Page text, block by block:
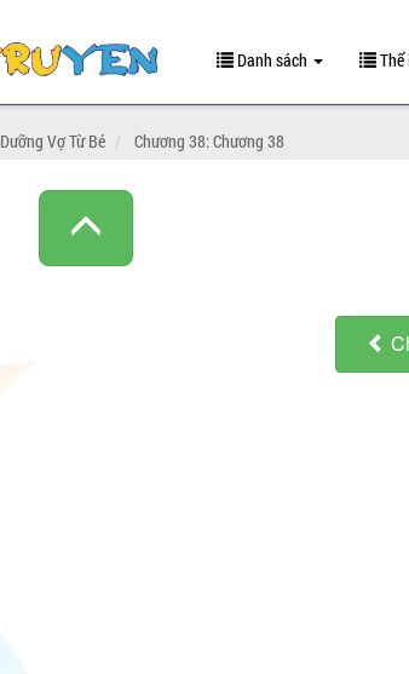
Danh sách
Dưỡng Vợ Từ Bé Chương 38: Chương 38